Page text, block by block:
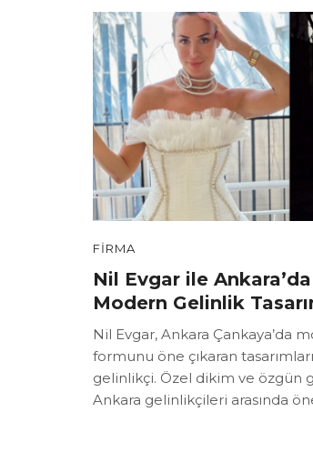
FIRMA
Nil Evgar ile
Modern Gelinlik
Nil Evgar, Ankara Çankaya’da
formunu öne çıkaran
gelinlikçi. Özel dikim ve özgün
Ankara gelinlikçileri arasında